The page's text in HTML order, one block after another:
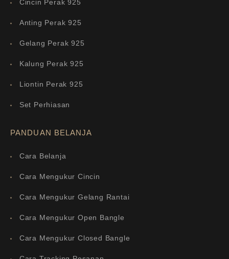
Cincin Perak 925
Anting Perak 925
Gelang Perak 925
Kalung Perak 925
Liontin Perak 925
Set Perhiasan
PANDUAN BELANJA
Cara Belanja
Cara Mengukur Cincin
Cara Mengukur Gelang Rantai
Cara Mengukur Open Bangle
Cara Mengukur Closed Bangle